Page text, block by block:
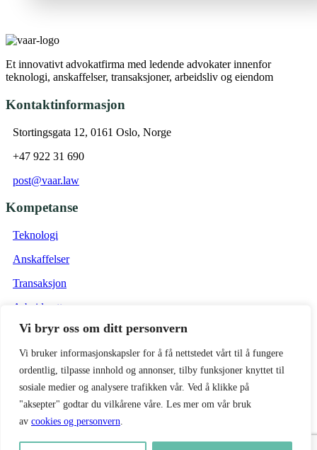
Vi bryr oss om ditt personvern
Vi bruker informasjonskapsler for å få nettstedet vårt til å fungere
ordentlig, tilpasse innhold og annonser, tilby funksjoner knyttet til
sosiale medier og analysere trafikken vår. Ved å klikke på
"aksepter" godtar du vilkårene våre. Les mer om vår bruk
av cookies og personvern.
Et innovativt advokatfirma med ledende advokater innenfor
teknologi, anskaffelser, transaksjoner, arbeidsliv og eiendom
Kontaktinformasjon
Stortingsgata 12, 0161 Oslo, Norge
+47 922 31 690
post@vaar.law
Kompetanse
Teknologi
Anskaffelser
Transaksjon
Arbeidsrett
Eiendom
Vilkår
Forretningsvilkår Vaar Advokat
Personvernpolicy